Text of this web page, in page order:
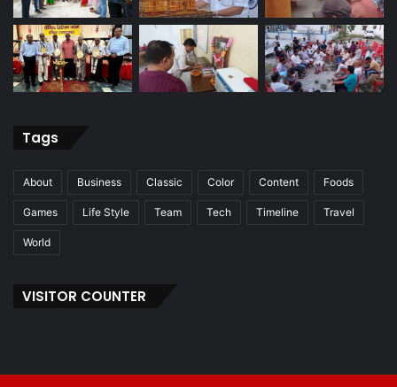
Tags
About Business Classic Color Content Foods
Games Life Style Team Tech Timeline Travel
World
VISITOR COUNTER